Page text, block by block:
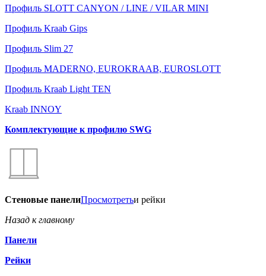
Профиль SLOTT CANYON / LINE / VILAR MINI
Профиль Kraab Gips
Профиль Slim 27
Профиль MADERNO, EUROKRAAB, EUROSLOTT
Профиль Kraab Light TEN
Kraab INNOY
Комплектующие к профилю SWG
Стеновые панелиПросмотретьи рейки
Назад к главному
Панели
Рейки